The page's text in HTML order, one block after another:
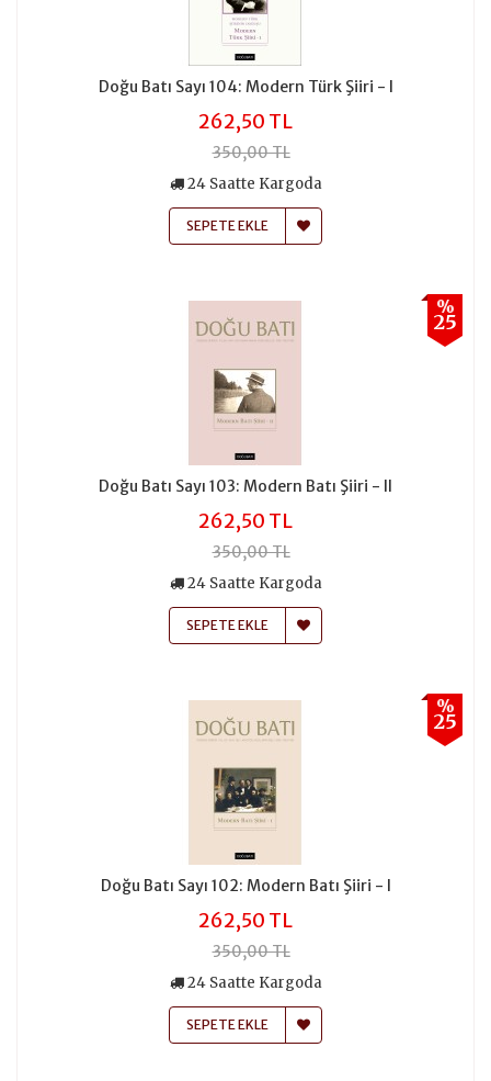
Doğu Batı Sayı 104: Modern Türk Şiiri - I
262,50 TL
350,00 TL
24 Saatte Kargoda
SEPETE EKLE
%
25
Doğu Batı Sayı 103: Modern Batı Şiiri - II
262,50 TL
350,00 TL
24 Saatte Kargoda
SEPETE EKLE
%
25
Doğu Batı Sayı 102: Modern Batı Şiiri - I
262,50 TL
350,00 TL
24 Saatte Kargoda
SEPETE EKLE